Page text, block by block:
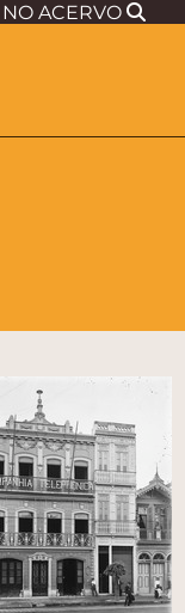
NO ACERVO